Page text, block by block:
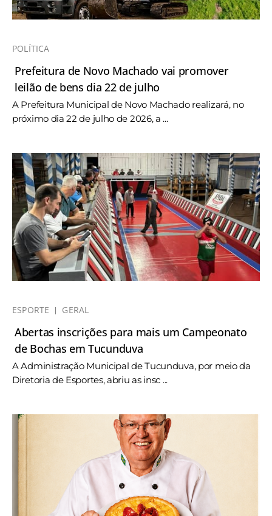
POLÍTICA
Prefeitura de Novo Machado vai promover
leilão de bens dia 22 de julho
A Prefeitura Municipal de Novo Machado realizará, no
próximo dia 22 de julho de 2026, a ...
ESPORTE GERAL
Abertas inscrições para mais um Campeonato
de Bochas em Tucunduva
A Administração Municipal de Tucunduva, por meio da
Diretoria de Esportes, abriu as insc ...